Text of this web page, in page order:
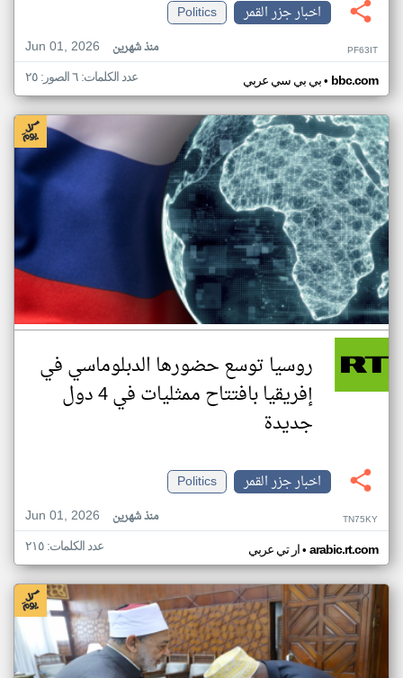
اخبار جزر القمر
Politics
Jun 01, 2026
منذ شهرين PF63IT
بي بي سي عربي• bbc.com عدد الكلمات: ٦ الصور: ٢٥
روسيا توسع حضورها الدبلوماسي في
إفريقيا بافتتاح ممثليات في 4 دول
جديدة
اخبار جزر القمر
Politics
Jun 01, 2026
منذ شهرين TN75KY
ار تي عربي• arabic.rt.com عدد الكلمات: ٢١٥